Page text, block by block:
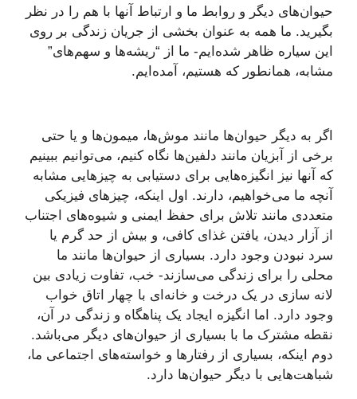
حیوان‌های دیگر و روابط ما و ارتباط آنها با هم را در نظر
بگیرید. ما همه به عنوان بخشی از جریان زندگی بر روی
این سیاره ظاهر شده‌ایم- ما از “ریشه‌ها و سهم‌های”
مشابه، همانطور که هستیم، آمده‌ایم.
اگر به دیگر حیوان‌ها مانند موش‌ها، میمون‌ها و یا حتی
برخی از آبزیان مانند دلفین‌ها نگاه کنیم، می‌توانیم ببینیم
که آنها نیز انگیزه‌هایی برای دستیابی به چیزهایی مشابه
آنچه ما می‌خواهیم، دارند. اول اینکه، چیزهای فیزیکی
متعددی مانند تلاش برای حفظ ایمنی و شیوه‌های اجتناب
از آزار دیدن، یافتن غذای کافی، و بیش از حد گرم یا
سرد نبودن وجود دارد. بسیاری از حیوان‌ها مانند ما
محلی را برای زندگی می‌سازند- خب، تفاوت زیادی بین
لانه سازی در یک درخت و خانه‌ای با‌ چهار اتاق خواب
وجود دارد. اما انگیزه ایجاد یک پناهگاه و زندگی در آن،
نقطه مشترک ما با بسیاری از حیوان‌های دیگر می‌باشد.
دوم اینکه، بسیاری از رفتارها و خواسته‌های اجتماعی ما،
شباهت‌هایی با دیگر حیوان‌ها دارد.